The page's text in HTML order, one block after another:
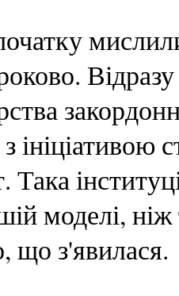
ініціативою
Така
моделі,
що з'явилася.